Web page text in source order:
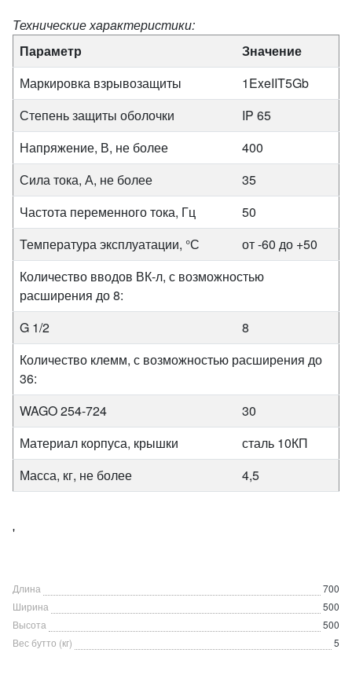
Технические характеристики:
Параметр
Значение
Маркировка взрывозащиты
1ExeIIT5Gb
Степень защиты оболочки
IP 65
Напряжение, В, не более
400
Сила тока, А, не более
35
Частота переменного тока, Гц
50
Температура эксплуатации, °С
от -60 до +50
Количество вводов ВК-л, с возможностью
расширения до 8:
G 1/2
8
Количество клемм, с возможностью расширения до
36:
WAGO 254-724
30
Материал корпуса, крышки
сталь 10КП
Масса, кг, не более
4,5
'
Длина
700
Ширина
500
Высота
500
Вес бутто (кг)
5